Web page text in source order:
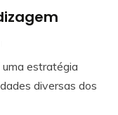
estratégia
diversas dos